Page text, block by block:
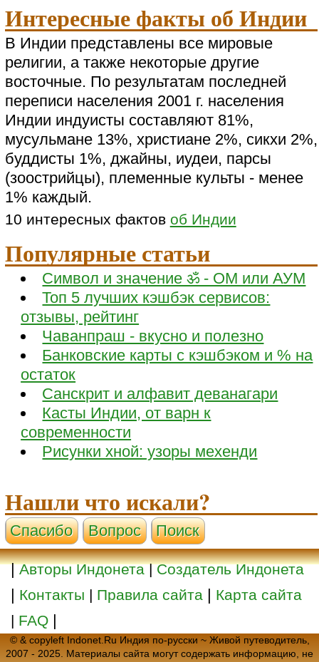
Интересные факты об Индии
В Индии представлены все мировые
религии, а также некоторые другие
восточные. По результатам последней
переписи населения 2001 г. населения
Индии индуисты составляют 81%,
мусульмане 13%, христиане 2%, сикхи 2%,
буддисты 1%, джайны, иудеи, парсы
(зоострийцы), племенные культы - менее
1% каждый.
10 интересных фактов об Индии
Популярные статьи
Символ и значение ॐ - ОМ или АУМ
Топ 5 лучших кэшбэк сервисов:
отзывы, рейтинг
Чаванпраш - вкусно и полезно
Банковские карты с кэшбэком и % на
остаток
Санскрит и алфавит деванагари
Касты Индии, от варн к
современности
Рисунки хной: узоры мехенди
Нашли что искали?
Cпасибо Вопрос Поиск
|Авторы Индонета|Создатель Индонета
| Контакты | Правила сайта | Карта сайта
| FAQ |
© & copyleft Indonet.Ru Индия по-русски ~ Живой путеводитель,
2007 - 2025. Материалы сайта могут содержать информацию, не